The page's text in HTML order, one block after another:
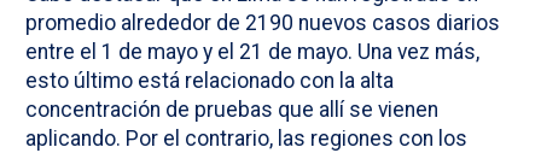
promedio alrededor de 2190 nuevos casos diarios
entre el 1 de mayo y el 21 de mayo. Una vez más,
esto último está relacionado con la alta
concentración de pruebas que allí se vienen
aplicando. Por el contrario, las regiones con los